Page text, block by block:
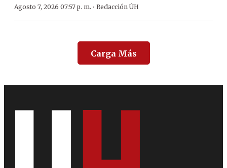
Agosto 7, 2026 07:57 p. m. · Redacción ÚH
Carga Más